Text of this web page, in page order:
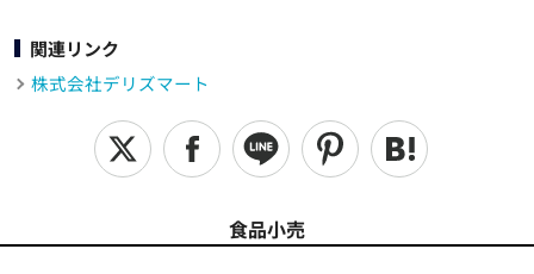
関連リンク
株式会社デリズマート
食品小売